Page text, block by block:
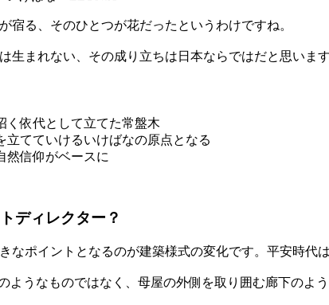
宿る、そのひとつが花だったというわけですね。
生まれない、その成り立ちは日本ならではだと思います
く依代として立てた常盤木
立てていけるいけばなの原点となる
然信仰がベースに
ディレクター？
なポイントとなるのが建築様式の変化です。平安時代は
ようなものではなく、母屋の外側を取り囲む廊下のよう